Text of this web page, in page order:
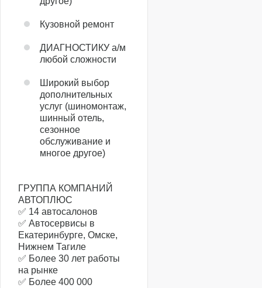
Кузовной ремонт
ДИАГНОСТИКУ а/м
любой сложности
Широкий выбор
дополнительных
услуг (шиномонтаж,
шинный отель,
сезонное
обслуживание и
многое другое)
ГРУППА КОМПАНИЙ
АВТОПЛЮС
✅ 14 автосалонов
✅ Автосервисы в
Екатеринбурге, Омске,
Нижнем Тагиле
✅ Более 30 лет работы
на рынке
✅ Более 400 000